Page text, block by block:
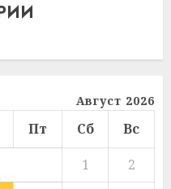
Август 2026
Пт Сб
Вс
1
2